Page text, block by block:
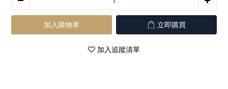
加入購物車 立即購買
加入追蹤清單